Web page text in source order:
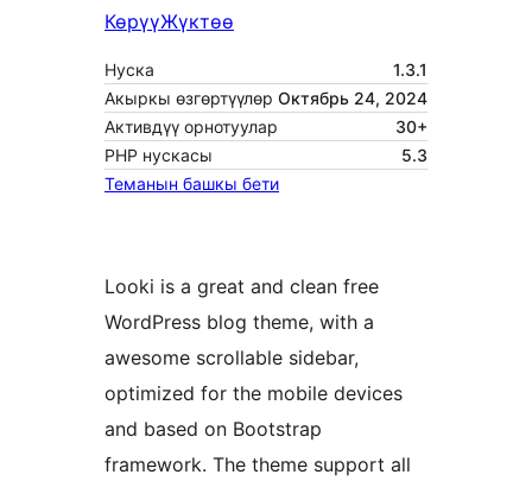
КөрүүЖүктөө
Нуска
1.3.1
Акыркы өзгөртүүлөр Октябрь 24, 2024
Активдүү орнотуулар
30+
PHP нускасы
5.3
Теманын башкы бети
Looki is a great and clean free
WordPress blog theme, with a
awesome scrollable sidebar,
optimized for the mobile devices
and based on Bootstrap
framework. The theme support all